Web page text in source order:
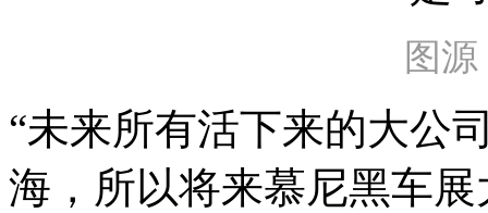
图
“未来所有活下来的大公
海，所以将来慕尼黑车